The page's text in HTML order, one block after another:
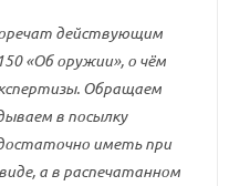
действующим
«Об оружии», о чём
Обращаем
в посылку
иметь при
а в распечатанном